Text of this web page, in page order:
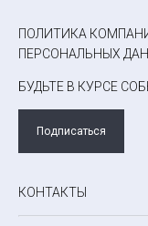
ПОЛИТИКА
ПЕРСОНАЛЬНЫХ
БУДЬТЕ В КУРСЕ
Подписаться
КОНТАКТЫ